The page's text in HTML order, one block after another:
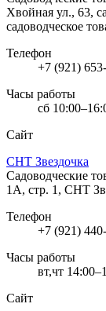
Хвойная ул., 63,
садоводческое
Телефон
+7 (921)
Часы работы
сб
Сайт
СНТ Звездочка
Садоводческие
1А, стр. 1, СНТ
Телефон
+7 (921)
Часы работы
вт,чт
Сайт